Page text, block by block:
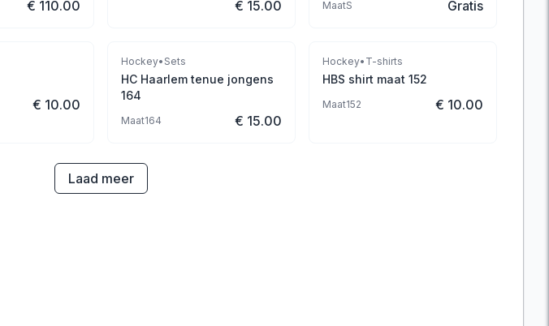
€ 110.00 € 15.00 MaatS Gratis
€ 10.00
Hockey• Sets
HC Haarlem tenue jongens
164
Maat164 € 15.00
Hockey• T-shirts
HBS shirt maat 152
Maat152 € 10.00
Laad meer